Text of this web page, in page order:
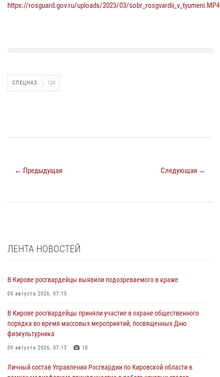
https://rosguard.gov.ru/uploads/2023/03/sobr_rosgvardii_v_tyumeni.MP4
СПЕЦНАЗ 124
← Предыдущая Следующая →
ЛЕНТА НОВОСТЕЙ
В Кирове росгвардейцы выявили подозреваемого в краже
09 августа 2026, 07:15
В Кирове росгвардейцы приняли участие в охране общественного
порядка во время массовых мероприятий, посвященных Дню
физкультурника
09 августа 2026, 07:13 10
Личный состав Управления Росгвардии по Кировской области в